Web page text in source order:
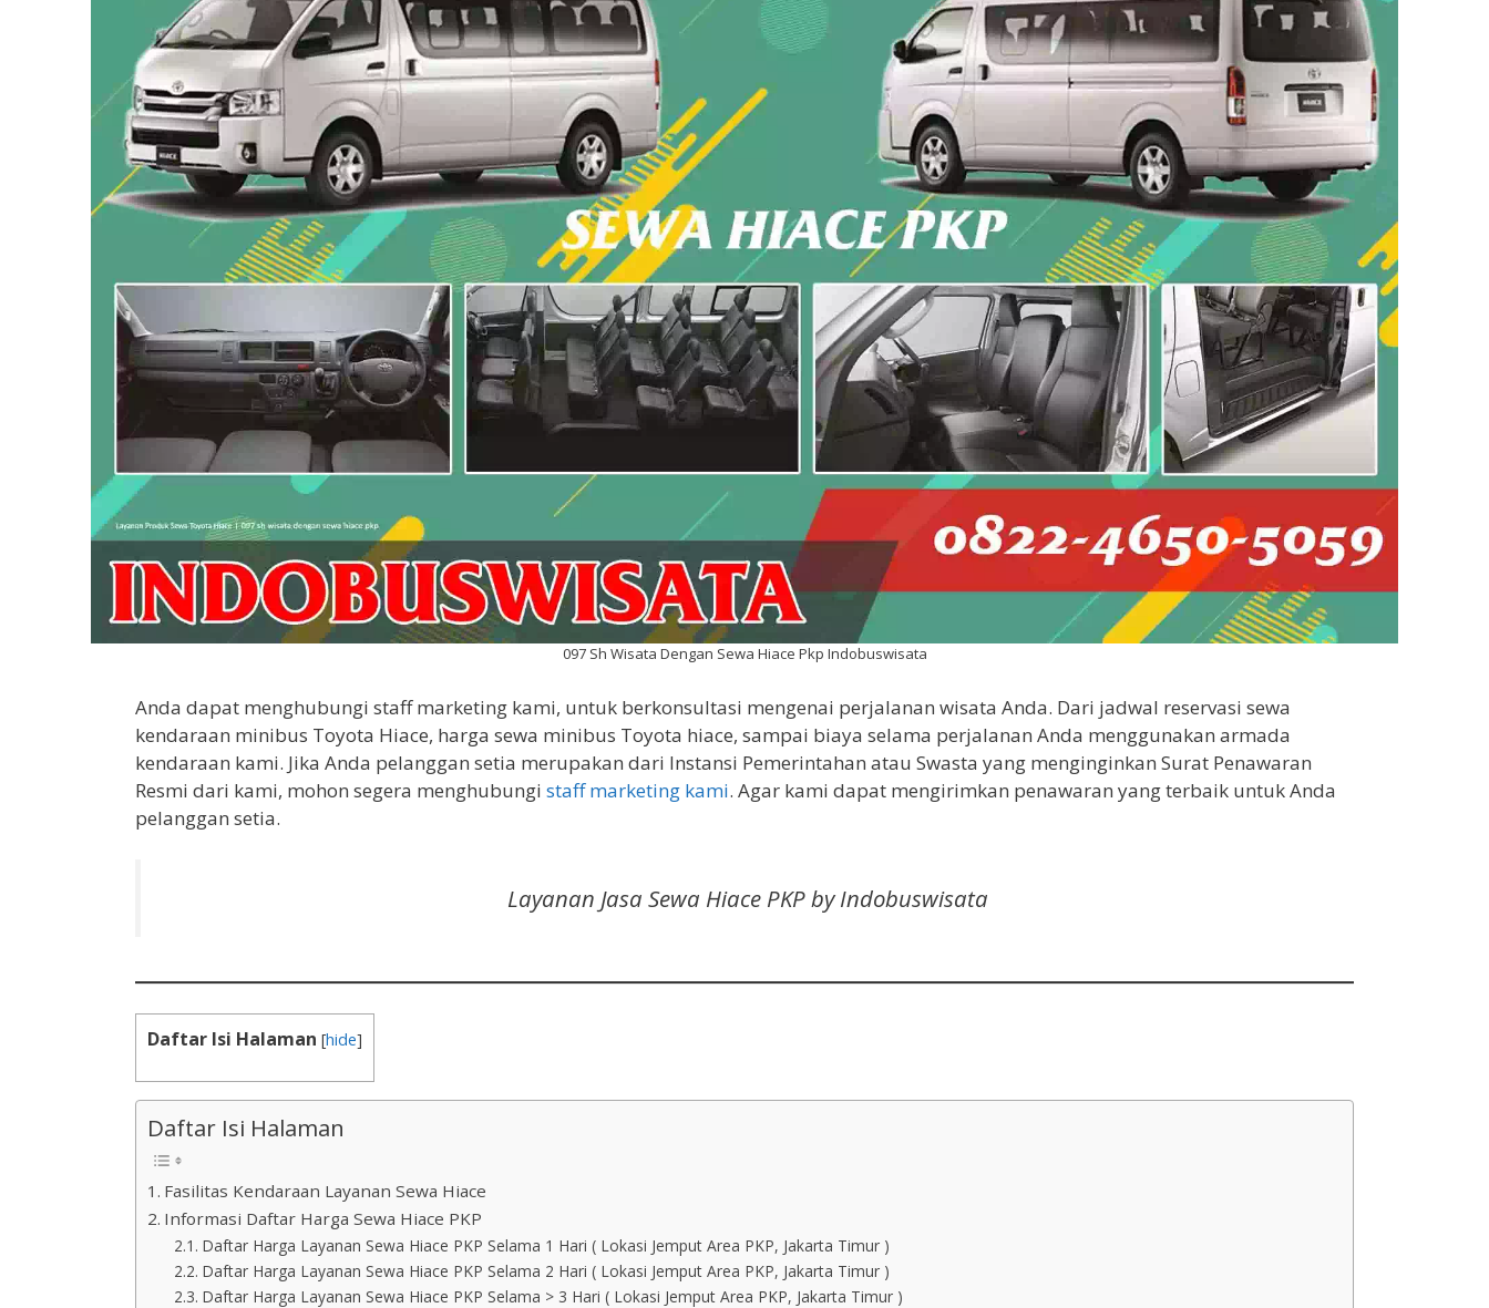
097 Sh Wisata Dengan Sewa Hiace Pkp Indobuswisata
Anda dapat menghubungi staff marketing kami, untuk berkonsultasi mengenai perjalanan wisata Anda. Dari jadwal reservasi sewa
kendaraan minibus Toyota Hiace, harga sewa minibus Toyota hiace, sampai biaya selama perjalanan Anda menggunakan armada
kendaraan kami. Jika Anda pelanggan setia merupakan dari Instansi Pemerintahan atau Swasta yang menginginkan Surat Penawaran
Resmi dari kami, mohon segera menghubungi staff marketing kami. Agar kami dapat mengirimkan penawaran yang terbaik untuk Anda
pelanggan setia.
Layanan Jasa Sewa Hiace PKP by Indobuswisata
Daftar Isi Halaman [hide]
Daftar Isi Halaman
Fasilitas Kendaraan Layanan Sewa Hiace
Informasi Daftar Harga Sewa Hiace PKP
Daftar Harga Layanan Sewa Hiace PKP Selama 1 Hari ( Lokasi Jemput Area PKP, Jakarta Timur )
Daftar Harga Layanan Sewa Hiace PKP Selama 2 Hari ( Lokasi Jemput Area PKP, Jakarta Timur )
Daftar Harga Layanan Sewa Hiace PKP Selama > 3 Hari ( Lokasi Jemput Area PKP, Jakarta Timur )